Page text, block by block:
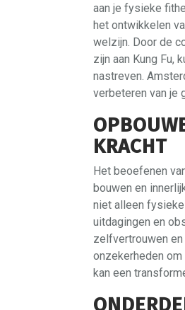
aan je fysieke
het ontwikkelen
welzijn. Door de
zijn aan Kung Fu,
nastreven.
verbeteren van je
KRACHT
Het beoefenen
bouwen en
niet alleen fysieke
uitdagingen en
zelfvertrouwen
onzekerheden
kan een